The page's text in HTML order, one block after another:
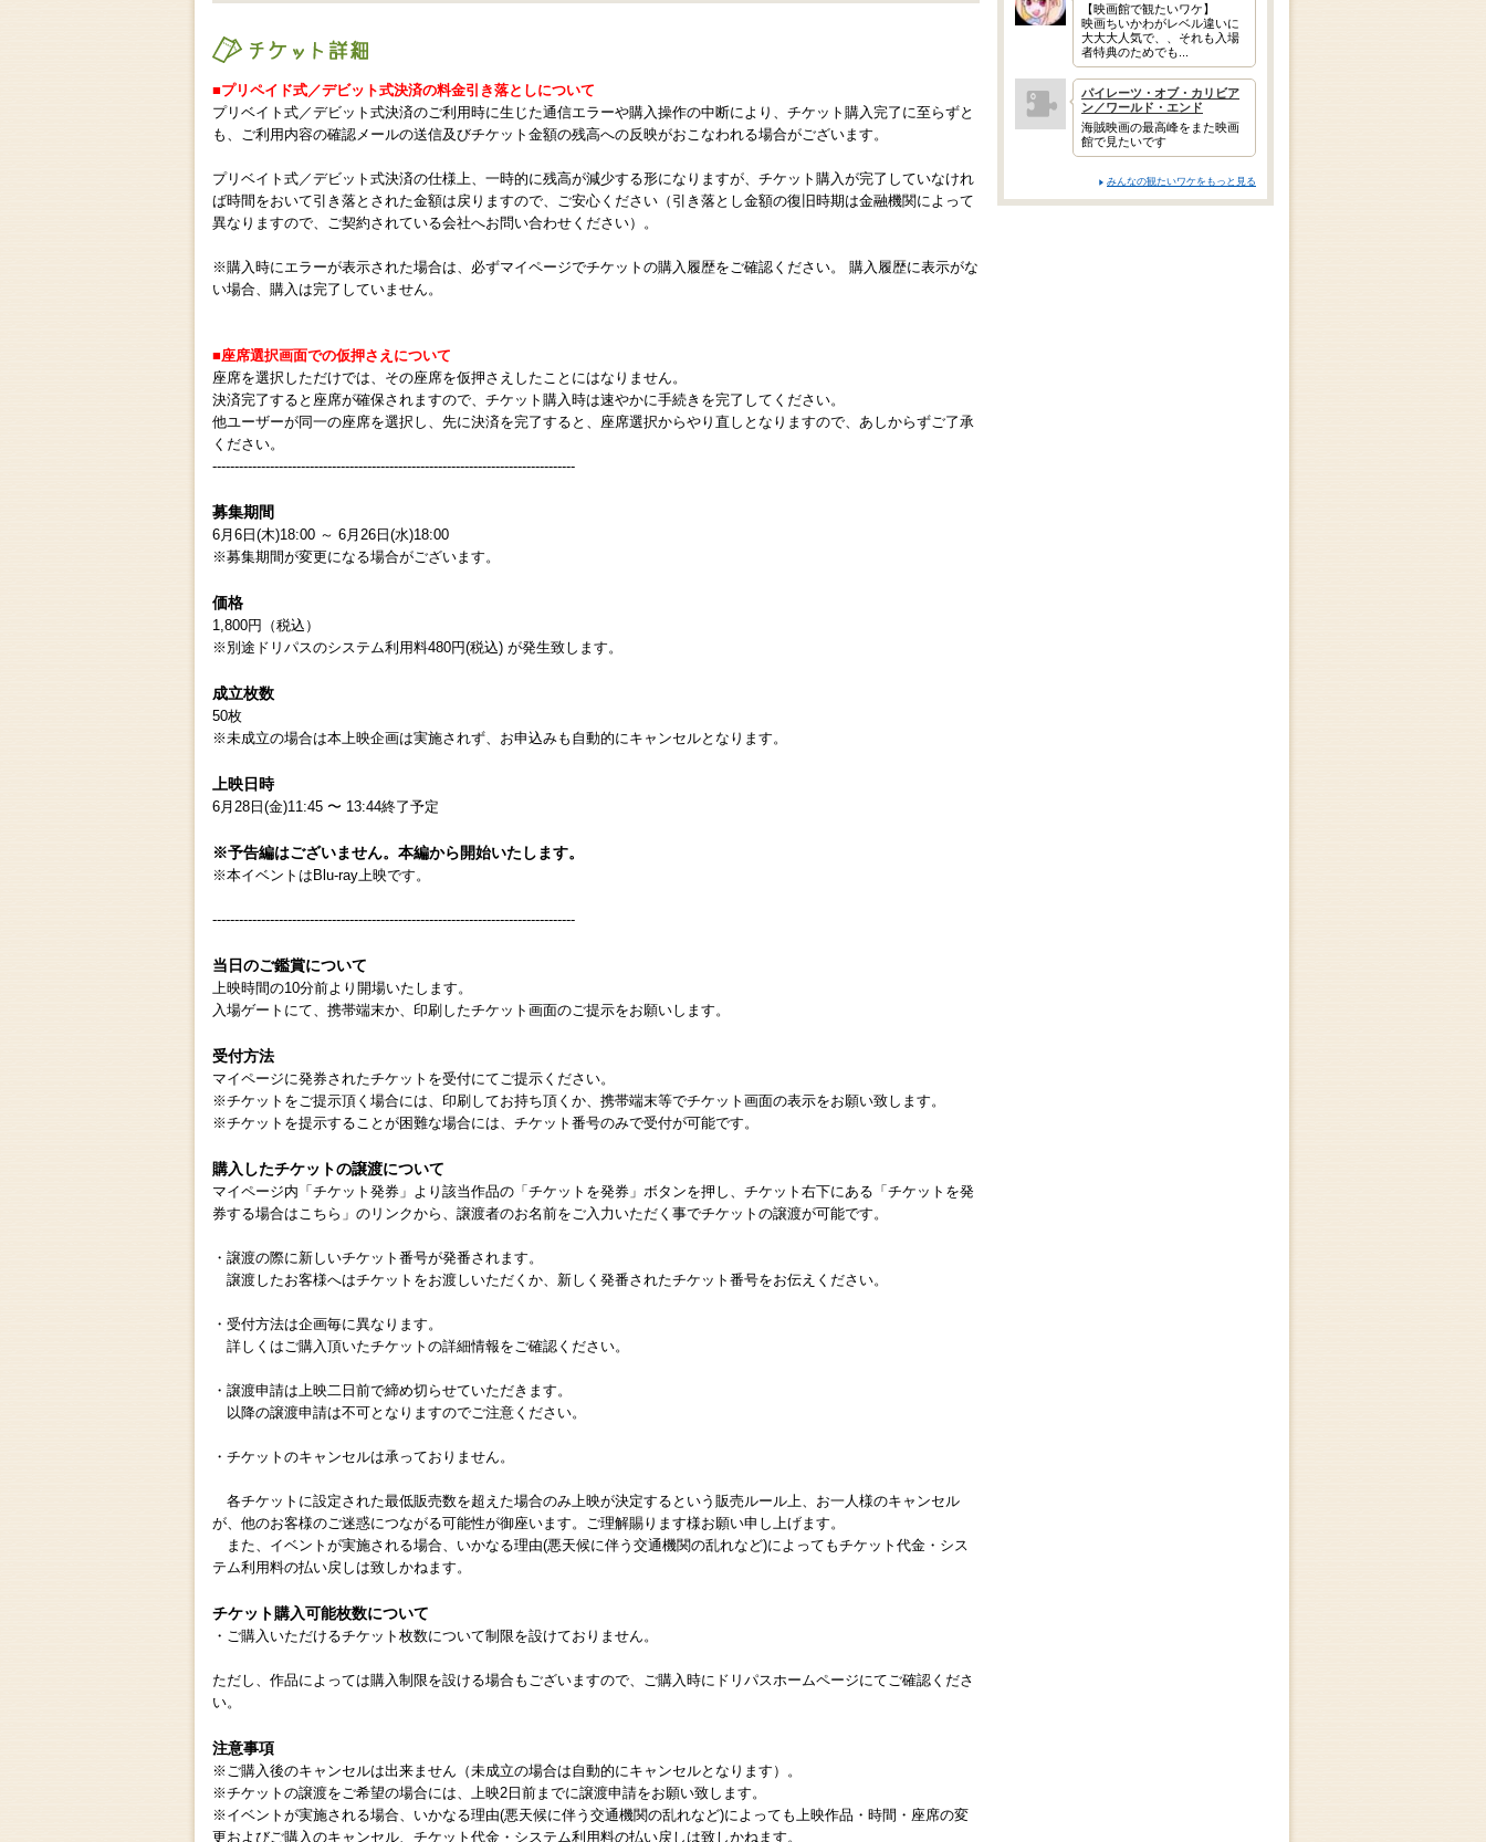
■プリペイド式／デビット式決済の料金引き落としについて
プリベイト式／デビット式決済のご利用時に生じた通信エラーや購入操作の中断により、チケット購入完了に至らずと
も、ご利用内容の確認メールの送信及びチケット金額の残高への反映がおこなわれる場合がございます。
プリベイト式／デビット式決済の仕様上、一時的に残高が減少する形になりますが、チケット購入が完了していなけれ
ば時間をおいて引き落とされた金額は戻りますので、ご安心ください（引き落とし金額の復旧時期は金融機関によって
異なりますので、ご契約されている会社へお問い合わせください）。
※購入時にエラーが表示された場合は、必ずマイページでチケットの購入履歴をご確認ください。 購入履歴に表示がな
い場合、購入は完了していません。
■座席選択画面での仮押さえについて
座席を選択しただけでは、その座席を仮押さえしたことにはなりません。
決済完了すると座席が確保されますので、チケット購入時は速やかに手続きを完了してください。
他ユーザーが同一の座席を選択し、先に決済を完了すると、座席選択からやり直しとなりますので、あしからずご了承
ください。
----------------------------------------------------------------------------------
募集期間
6月6日(木)18:00 ～ 6月26日(水)18:00
※募集期間が変更になる場合がございます。
価格
1,800円（税込）
※別途ドリパスのシステム利用料480円(税込) が発生致します。
成立枚数
50枚
※未成立の場合は本上映企画は実施されず、お申込みも自動的にキャンセルとなります。
上映日時
6月28日(金)11:45 〜 13:44終了予定
※予告編はございません。本編から開始いたします。
※本イベントはBlu-ray上映です。
----------------------------------------------------------------------------------
当日のご鑑賞について
上映時間の10分前より開場いたします。
入場ゲートにて、携帯端末か、印刷したチケット画面のご提示をお願いします。
受付方法
マイページに発券されたチケットを受付にてご提示ください。
※チケットをご提示頂く場合には、印刷してお持ち頂くか、携帯端末等でチケット画面の表示をお願い致します。
※チケットを提示することが困難な場合には、チケット番号のみで受付が可能です。
購入したチケットの譲渡について
マイページ内「チケット発券」より該当作品の「チケットを発券」ボタンを押し、チケット右下にある「チケットを発
券する場合はこちら」のリンクから、譲渡者のお名前をご入力いただく事でチケットの譲渡が可能です。
・譲渡の際に新しいチケット番号が発番されます。
譲渡したお客様へはチケットをお渡しいただくか、新しく発番されたチケット番号をお伝えください。
・受付方法は企画毎に異なります。
詳しくはご購入頂いたチケットの詳細情報をご確認ください。
・譲渡申請は上映二日前で締め切らせていただきます。
以降の譲渡申請は不可となりますのでご注意ください。
・チケットのキャンセルは承っておりません。
各チケットに設定された最低販売数を超えた場合のみ上映が決定するという販売ルール上、お一人様のキャンセル
が、他のお客様のご迷惑につながる可能性が御座います。ご理解賜ります様お願い申し上げます。
また、イベントが実施される場合、いかなる理由(悪天候に伴う交通機関の乱れなど)によってもチケット代金・シス
テム利用料の払い戻しは致しかねます。
チケット購入可能枚数について
・ご購入いただけるチケット枚数について制限を設けておりません。
ただし、作品によっては購入制限を設ける場合もございますので、ご購入時にドリパスホームページにてご確認くださ
い。
注意事項
※ご購入後のキャンセルは出来ません（未成立の場合は自動的にキャンセルとなります）。
※チケットの譲渡をご希望の場合には、上映2日前までに譲渡申請をお願い致します。
※イベントが実施される場合、いかなる理由(悪天候に伴う交通機関の乱れなど)によっても上映作品・時間・座席の変
更およびご購入のキャンセル、チケット代金・システム利用料の払い戻しは致しかねます。
【映画館で観たいワケ】
映画ちいかわがレベル違いに
大大大人気で、、それも入場
者特典のためでも...
パイレーツ・オブ・カリビア
ン／ワールド・エンド
海賊映画の最高峰をまた映画
館で見たいです
みんなの観たいワケをもっと見る